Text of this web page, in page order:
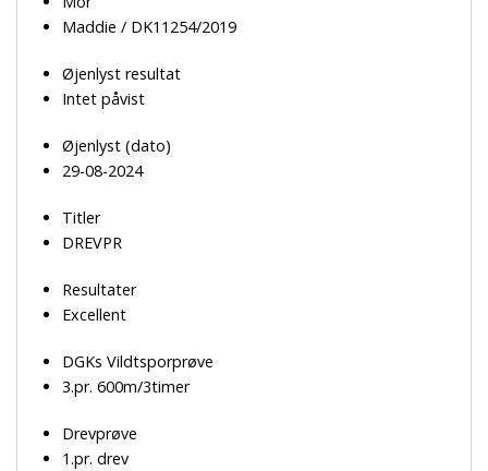
Maddie / DK11254/2019
Øjenlyst resultat
Intet påvist
Øjenlyst (dato)
29-08-2024
Titler
DREVPR
Resultater
Excellent
DGKs Vildtsporprøve
3.pr. 600m/3timer
Drevprøve
1.pr. drev